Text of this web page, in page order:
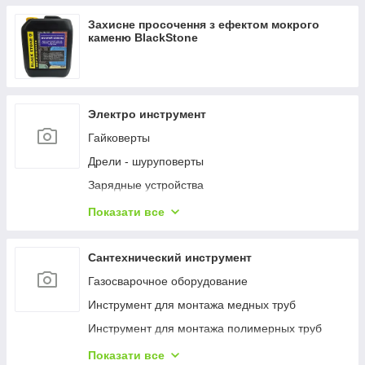
Вологоміри деревини
NPK, елементний склад ґрунту
Температура ґрунту
Вологість ґрунту
Люмінометр
Захисне просочення з ефектом мокрого
каменю BlackStone
Электро инструмент
Гайковерты
Дрели - шуруповерты
Зарядные устройства
Наборы электроинструментов
Пистолеты гвоздозабивные и скобозабивные
Пылесосы
Шлифмашины
Шуруповерты
Показати все
Сантехнический инструмент
Газосварочное оборудование
Инструмент для монтажа медных труб
Инструмент для монтажа полимерных труб
Инструмент для монтажа стальных труб
Показати все